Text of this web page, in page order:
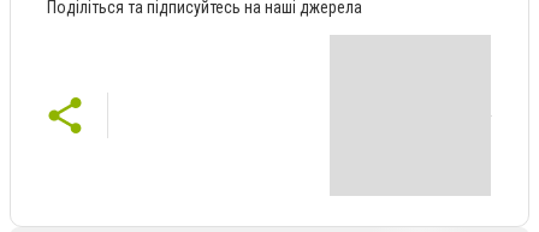
Поділіться та підписуйтесь на наші джерела